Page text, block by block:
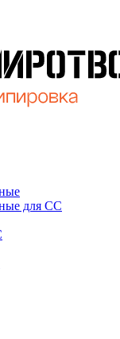
для СС